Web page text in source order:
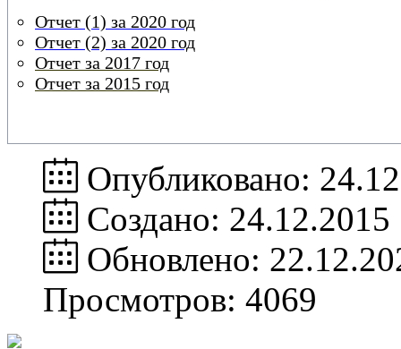
Отчет (1) за 2020 год
Отчет (2) за 2020 год
Отчет за 2017 год
Отчет за 2015 год
Опубликовано:
Создано: 24.12.2015
Обновлено:
Просмотров: 4069